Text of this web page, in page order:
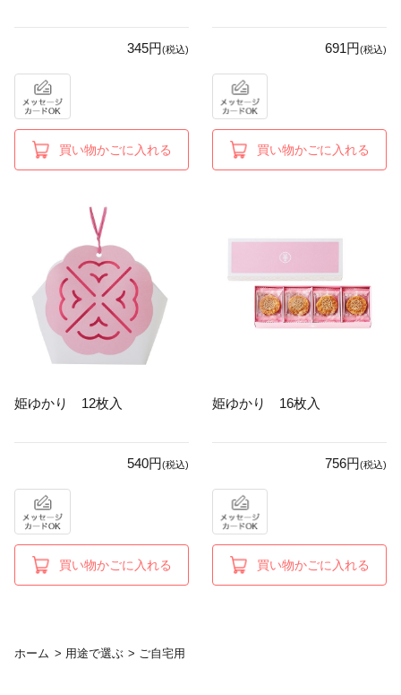
345円(税込)
買い物かごに入れる
691円(税込)
買い物かごに入れる
姫ゆかり 12枚入
540円(税込)
買い物かごに入れる
姫ゆかり 16枚入
756円(税込)
買い物かごに入れる
ホーム > 用途で選ぶ > ご自宅用